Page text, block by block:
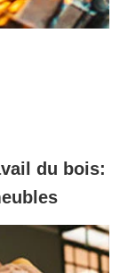
du bois: